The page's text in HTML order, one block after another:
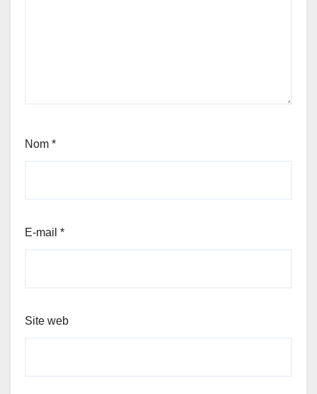
Nom *
E-mail *
Site web